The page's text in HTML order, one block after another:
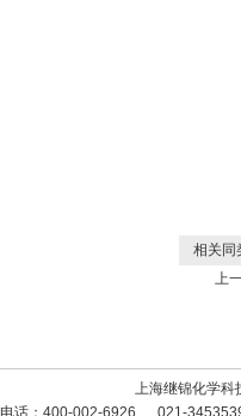
相关同
上
上海继锦化学科
电话：400-002-6926 、 021-